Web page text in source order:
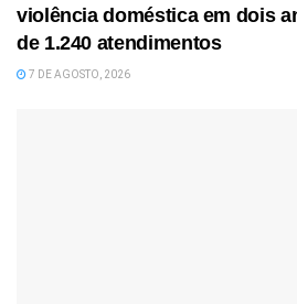
violência doméstica em dois
de 1.240 atendimentos
7 DE AGOSTO, 2026